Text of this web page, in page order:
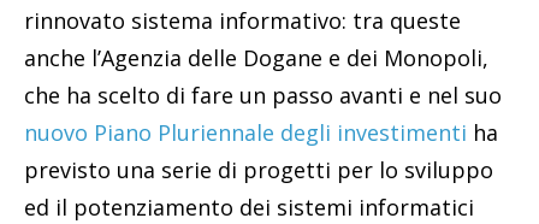
rinnovato sistema informativo: tra queste
anche l’Agenzia delle Dogane e dei Monopoli,
che ha scelto di fare un passo avanti e nel suo
nuovo Piano Pluriennale degli investimenti ha
previsto una serie di progetti per lo sviluppo
ed il potenziamento dei sistemi informatici